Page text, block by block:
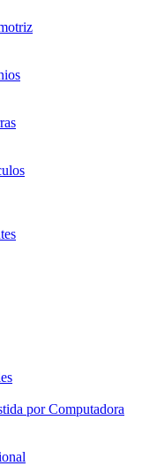
por Computadora